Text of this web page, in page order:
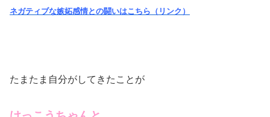
ネガティブな嫉妬感情との闘いはこちら（リンク）
たまたま自分がしてきたことが